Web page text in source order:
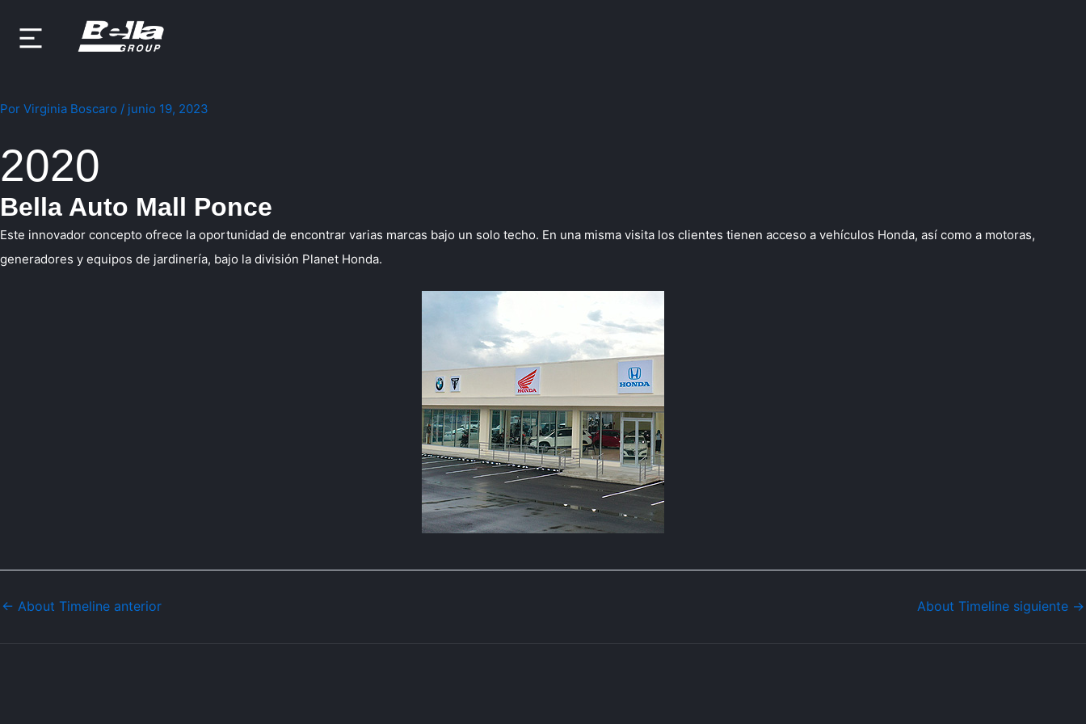
Por Virginia Boscaro / junio 19, 2023
2020
Bella Auto Mall Ponce
Este innovador concepto ofrece la oportunidad de encontrar varias marcas bajo un solo techo. En una misma visita los clientes tienen acceso a vehículos Honda, así como a motoras,
generadores y equipos de jardinería, bajo la división Planet Honda.
← About Timeline anterior About Timeline siguiente →